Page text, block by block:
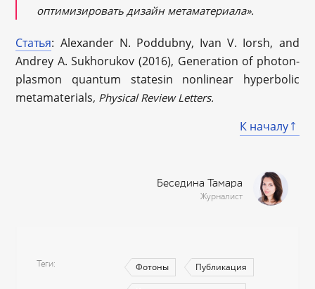
оптимизировать дизайн метаматериала».
Статья: Alexander N. Poddubny, Ivan V. Iorsh, and
Andrey A. Sukhorukov (2016), Generation of photon-
plasmon quantum statesin nonlinear hyperbolic
metamaterials, Physical Review Letters.
К началу
Беседина Тамара
Журналист
Теги Фотоны Публикация